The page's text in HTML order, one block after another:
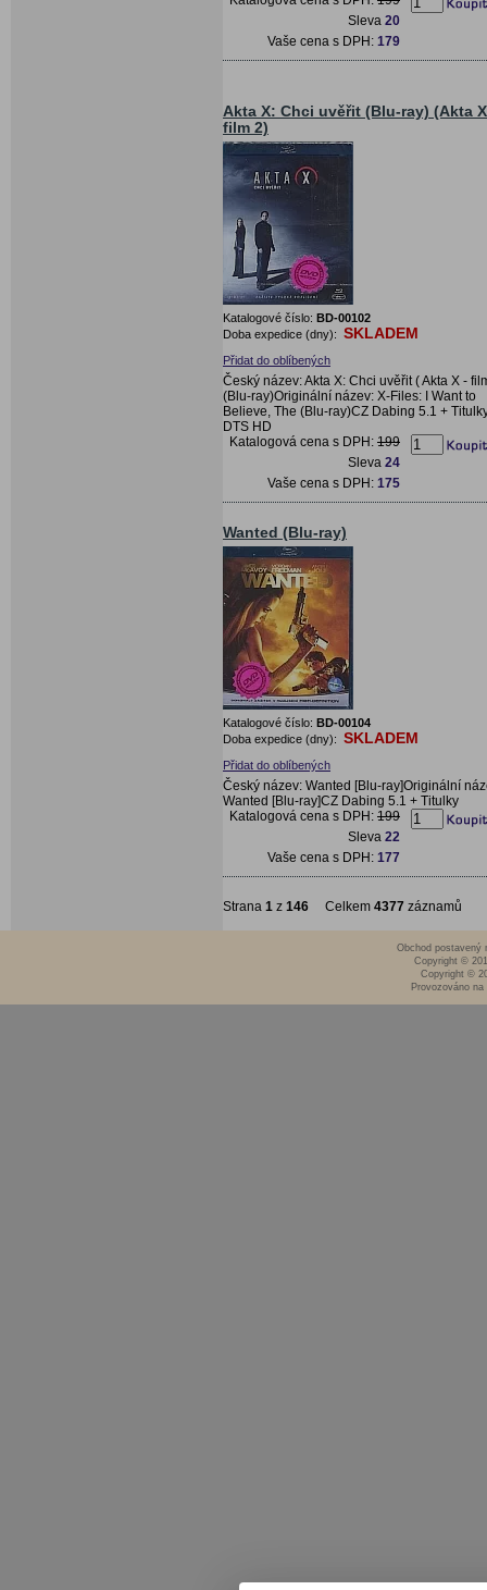
Sleva 20
Vaše cena s DPH: 179
Akta X: Chci uvěřit (Blu-ray) (Akta
film 2)
Katalogové číslo: BD-00102
Doba expedice (dny): SKLADEM
Přidat do oblíbených
Český název: Akta X: Chci uvěřit ( Akta X -
(Blu-ray)Originální název: X-Files: I Want to
Believe, The (Blu-ray)CZ Dabing 5.1 +
DTS HD
Katalogová cena s DPH: 199
Sleva 24
Vaše cena s DPH: 175
Wanted (Blu-ray)
Katalogové číslo: BD-00104
Doba expedice (dny): SKLADEM
Přidat do oblíbených
Český název: Wanted [Blu-ray]Originální
Wanted [Blu-ray]CZ Dabing 5.1 + Titulky
Katalogová cena s DPH: 199
Sleva 22
Vaše cena s DPH: 177
Strana 1 z 146 Celkem 4377 záznamů
Obchod postavený
Copyright ©
Copyright ©
Provozováno